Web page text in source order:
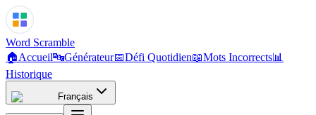
Word Scramble
🏠Accueil🔤Générateur📅Défi Quotidien📖Mots Incorrects📊
Historique
Français